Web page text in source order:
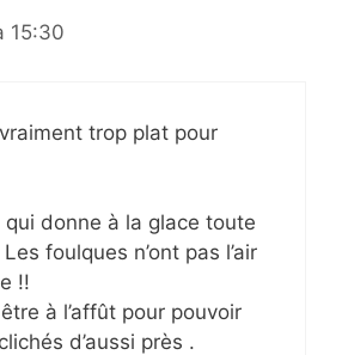
15:30
trop plat pour
donne à la glace toute
foulques n’ont pas l’air
!!
à l’affût pour pouvoir
d’aussi près .